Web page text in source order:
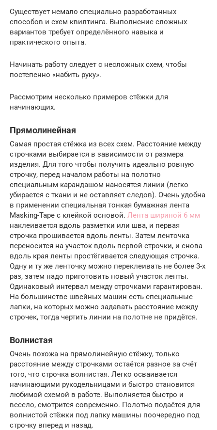
Существует немало специально разработанных
способов и схем квилтинга. Выполнение сложных
вариантов требует определённого навыка и
практического опыта.
Начинать работу следует с несложных схем, чтобы
постепенно «набить руку».
Рассмотрим несколько примеров стёжки для
начинающих.
Прямолинейная
Самая простая стёжка из всех схем. Расстояние между
строчками выбирается в зависимости от размера
изделия. Для того чтобы получить идеально ровную
строчку, перед началом работы на полотно
специальным карандашом наносятся линии (легко
убирается с ткани и не оставляет следов). Очень удобна
в применении специальная тонкая бумажная лента
Masking-Tape с клейкой основой. Лента шириной 6 мм
наклеивается вдоль разметки или шва, и первая
строчка прошивается вдоль ленты. Затем ленточка
переносится на участок вдоль первой строчки, и снова
вдоль края ленты простёгивается следующая строчка.
Одну и ту же ленточку можно переклеивать не более 3-х
раз, затем надо приготовить новый участок ленты.
Одинаковый интервал между строчками гарантирован.
На большинстве швейных машин есть специальные
лапки, на которых можно задавать расстояние между
строчек, тогда чертить линии на полотне не придётся.
Волнистая
Очень похожа на прямолинейную стёжку, только
расстояние между строчками остаётся разное за счёт
того, что строчка волнистая. Легко осваивается
начинающими рукодельницами и быстро становится
любимой схемой в работе. Выполняется быстро и
весело, смотрится современно. Полотно подаётся для
волнистой стёжки под лапку машины поочередно под
строчку вперед и назад.